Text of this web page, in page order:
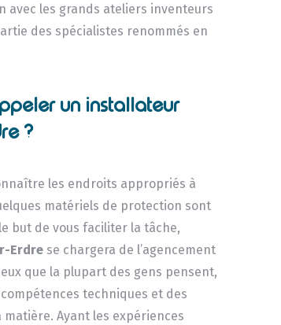
avec les grands ateliers inventeurs
des spécialistes renommés en
un installateur
?
les endroits appropriés à
matériels de protection sont
but de vous faciliter la tâche,
Erdre se chargera de l’agencement
que la plupart des gens pensent,
techniques et des
Ayant les expériences